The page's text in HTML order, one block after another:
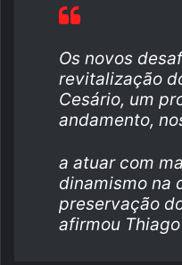
Os novos
revitalização
Cesário, um
andamento,
a atuar com
dinamismo na
preservação
afirmou